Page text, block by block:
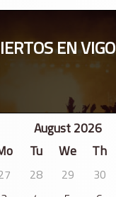
EN VIGO
August 2026
Tu We Th
28 29 30